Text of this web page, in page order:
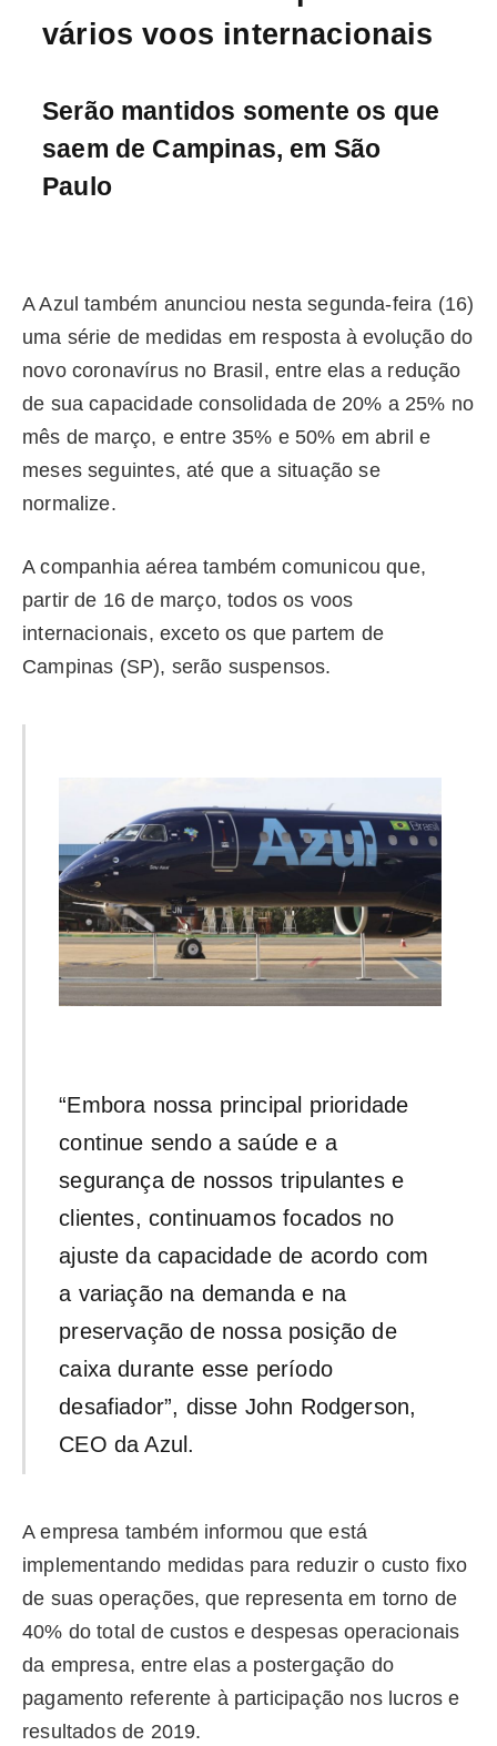
vários voos internacionais
Serão mantidos somente os que
saem de Campinas, em São
Paulo
A Azul também anunciou nesta segunda-feira (16)
uma série de medidas em resposta à evolução do
novo coronavírus no Brasil, entre elas a redução
de sua capacidade consolidada de 20% a 25% no
mês de março, e entre 35% e 50% em abril e
meses seguintes, até que a situação se
normalize.
A companhia aérea também comunicou que,
partir de 16 de março, todos os voos
internacionais, exceto os que partem de
Campinas (SP), serão suspensos.
“Embora nossa principal prioridade
continue sendo a saúde e a
segurança de nossos tripulantes e
clientes, continuamos focados no
ajuste da capacidade de acordo com
a variação na demanda e na
preservação de nossa posição de
caixa durante esse período
desafiador”, disse John Rodgerson,
CEO da Azul.
A empresa também informou que está
implementando medidas para reduzir o custo fixo
de suas operações, que representa em torno de
40% do total de custos e despesas operacionais
da empresa, entre elas a postergação do
pagamento referente à participação nos lucros e
resultados de 2019.